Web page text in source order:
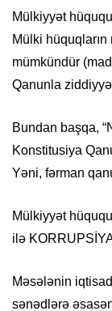
Mülkiyyət
Mülki hüquqların
mümkündür
Qanunla
Bundan başqa,
Konstitusiya
Yəni, fərman
Mülkiyyət
ilə
Məsələnin
sənədlərə